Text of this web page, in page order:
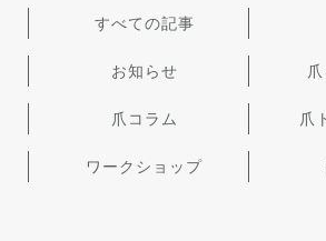
すべての記事
お知らせ
爪コラム 爪
ワークショップ